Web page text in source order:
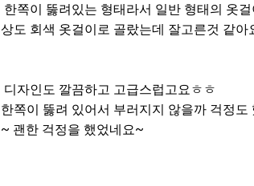
한쪽이 뚫려있는 형태라서 일반 형태의 옷
상도 회색 옷걸이로 골랐는데 잘고른것 같아
디자인도 깔끔하고 고급스럽고요ㅎㅎ
한쪽이 뚫려 있어서 부러지지 않을까 걱정
~ 괜한 걱정을 했었네요~